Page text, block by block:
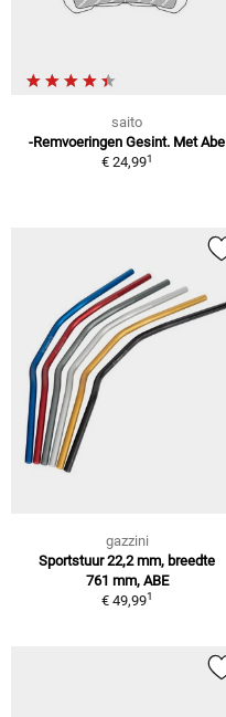
saito
-Remvoeringen Gesint. Met Abe
€ 24,991
gazzini
Sportstuur 22,2 mm, breedte
761 mm, ABE
€ 49,991